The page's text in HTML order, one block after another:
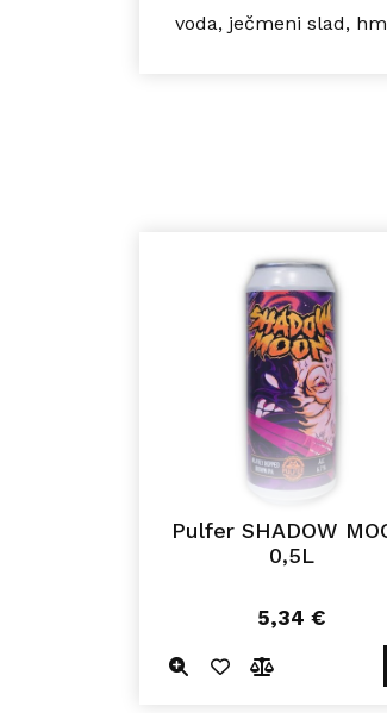
voda, ječmeni slad,
Pulfer SHADOW
0,5L
5,34 €